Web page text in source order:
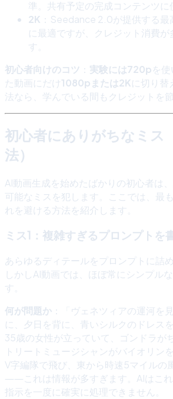
準。共有予定の完成コンテンツに
2K ：Seedance 2.0が提供する最
に最適ですが、クレジット消費が
す。
初心者向けのコツ ： 実験には720pを
た動画にだけ1080pまたは2Kに切り替
法なら、学んでいる間もクレジットを節
初心者にありがちなミス
法）
AI動画生成を始めたばかりの初心者は
可能なミスを犯します。ここでは、最
れを避ける方法を紹介します。
ミス1：複雑すぎるプロンプトを
あらゆるディテールをプロンプトに詰
しかしAI動画では、ほぼ常にシンプル
す。
何が問題か ：「ヴェネツィアの運河を
に、夕日を背に、青いシルクのドレス
35歳の女性が立っていて、ゴンドラが
トリートミュージシャンがバイオリン
V字編隊で飛び、東から時速5マイルの
――これは情報が多すぎます。AIはこ
指示を一度に確実に処理できません。